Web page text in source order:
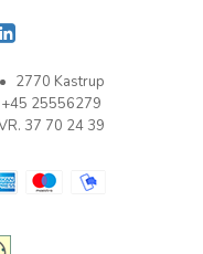
2770 Kastrup
25556279
37 70 24 39